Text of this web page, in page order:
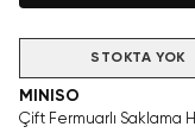
STOKTA YOK
MINISO
Çift Fermuarlı Saklama